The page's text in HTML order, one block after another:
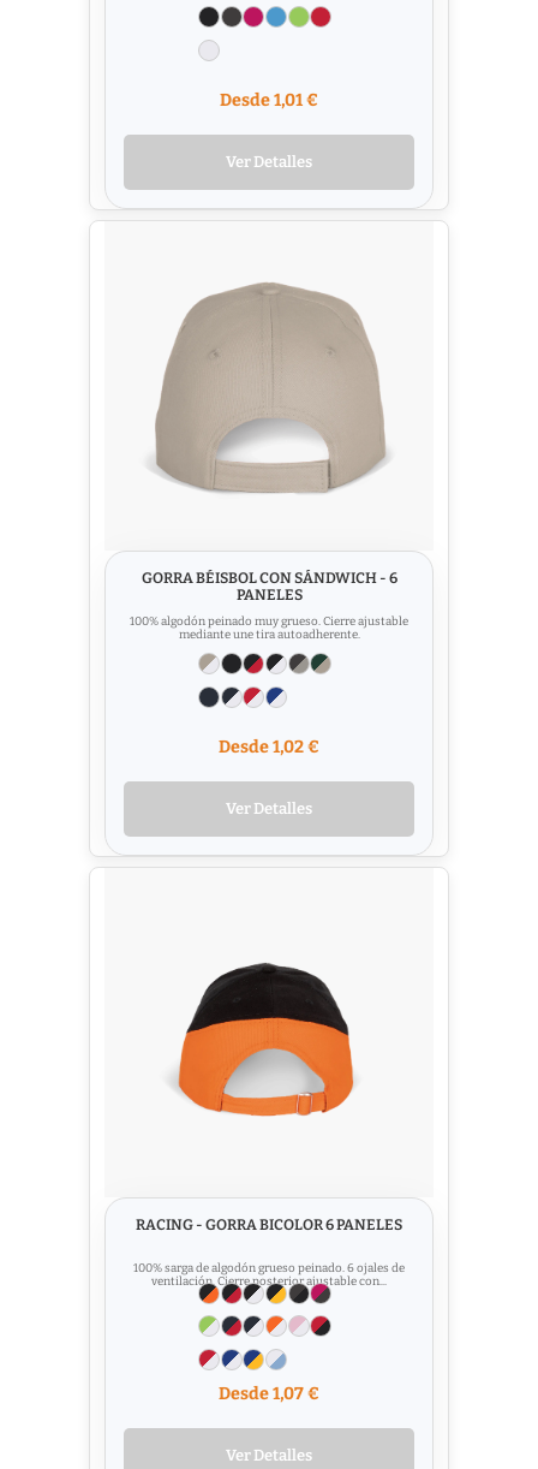
Desde 1,01 €
Ver Detalles
GORRA BÉISBOL CON SÁNDWICH - 6
PANELES
100% algodón peinado muy grueso. Cierre ajustable
mediante une tira autoadherente.
Desde 1,02 €
Ver Detalles
RACING - GORRA BICOLOR 6 PANELES
100% sarga de algodón grueso peinado. 6 ojales de
ventilación. Cierre posterior ajustable con...
Desde 1,07 €
Ver Detalles